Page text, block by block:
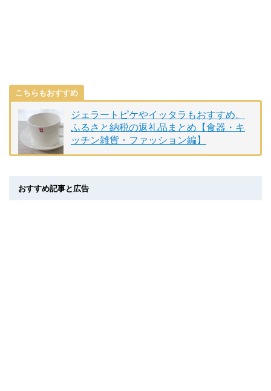
こちらもおすすめ
ジェラートピケやイッタラもおすすめ。
ふるさと納税の返礼品まとめ【食器・キ
ッチン雑貨・ファッション編】
おすすめ記事と広告